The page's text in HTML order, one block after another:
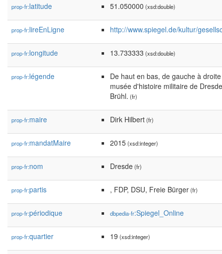
prop-fr:latitude 51.050000 (xsd:double)
prop-fr:lireEnLigne http://www.spiegel.de/kultur/
prop-fr:longitude 13.733333 (xsd:double)
prop-fr:légende
De haut en bas, de gauche à
musée d'histoire militaire de
Brühl. (fr)
prop-fr:maire Dirk Hilbert(fr)
prop-fr:mandatMaire 2015(xsd:integer)
prop-fr:nom Dresde(fr)
prop-fr:partis , FDP, DSU, Freie Bürger(fr)
prop-fr:périodique dbpedia-fr:Spiegel_Online
prop-fr:quartier 19 (xsd:integer)